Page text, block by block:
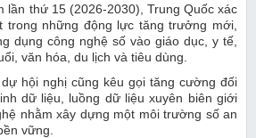
lần thứ 15 (2026-2030), Trung Quốc xác
trong những động lực tăng trưởng mới,
dụng công nghệ số vào giáo dục, y tế,
văn hóa, du lịch và tiêu dùng.
hội nghị cũng kêu gọi tăng cường đối
dữ liệu, luồng dữ liệu xuyên biên giới
nhằm xây dựng một môi trường số an
vững.